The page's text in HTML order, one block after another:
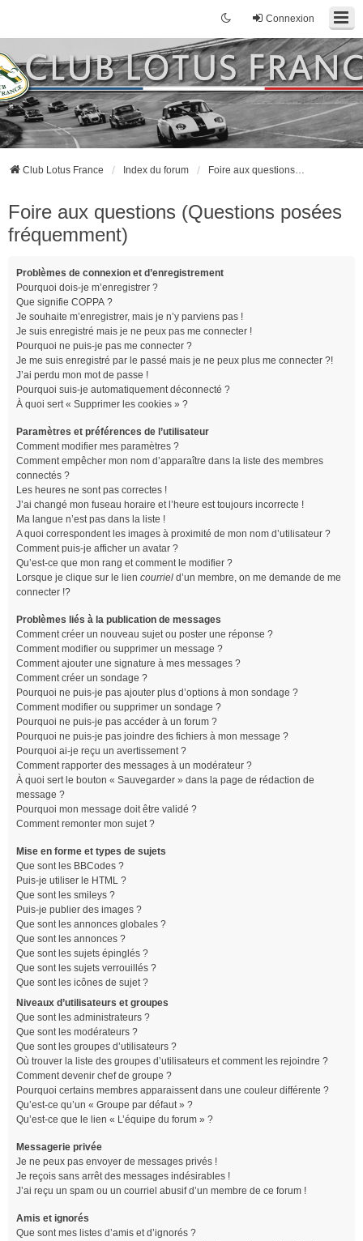
Connexion
Club Lotus France Index du forum Foire aux questions (Questions posées fréquemment)
Foire aux questions (Questions posées
fréquemment)
Problèmes de connexion et d’enregistrement
Pourquoi dois-je m’enregistrer ?
Que signifie COPPA ?
Je souhaite m’enregistrer, mais je n’y parviens pas !
Je suis enregistré mais je ne peux pas me connecter !
Pourquoi ne puis-je pas me connecter ?
Je me suis enregistré par le passé mais je ne peux plus me connecter ?!
J’ai perdu mon mot de passe !
Pourquoi suis-je automatiquement déconnecté ?
À quoi sert « Supprimer les cookies » ?
Paramètres et préférences de l’utilisateur
Comment modifier mes paramètres ?
Comment empêcher mon nom d’apparaître dans la liste des membres
connectés ?
Les heures ne sont pas correctes !
J’ai changé mon fuseau horaire et l’heure est toujours incorrecte !
Ma langue n’est pas dans la liste !
A quoi correspondent les images à proximité de mon nom d’utilisateur ?
Comment puis-je afficher un avatar ?
Qu’est-ce que mon rang et comment le modifier ?
Lorsque je clique sur le lien courriel d’un membre, on me demande de me
connecter !?
Problèmes liés à la publication de messages
Comment créer un nouveau sujet ou poster une réponse ?
Comment modifier ou supprimer un message ?
Comment ajouter une signature à mes messages ?
Comment créer un sondage ?
Pourquoi ne puis-je pas ajouter plus d’options à mon sondage ?
Comment modifier ou supprimer un sondage ?
Pourquoi ne puis-je pas accéder à un forum ?
Pourquoi ne puis-je pas joindre des fichiers à mon message ?
Pourquoi ai-je reçu un avertissement ?
Comment rapporter des messages à un modérateur ?
À quoi sert le bouton « Sauvegarder » dans la page de rédaction de
message ?
Pourquoi mon message doit être validé ?
Comment remonter mon sujet ?
Mise en forme et types de sujets
Que sont les BBCodes ?
Puis-je utiliser le HTML ?
Que sont les smileys ?
Puis-je publier des images ?
Que sont les annonces globales ?
Que sont les annonces ?
Que sont les sujets épinglés ?
Que sont les sujets verrouillés ?
Que sont les icônes de sujet ?
Niveaux d’utilisateurs et groupes
Que sont les administrateurs ?
Que sont les modérateurs ?
Que sont les groupes d’utilisateurs ?
Où trouver la liste des groupes d’utilisateurs et comment les rejoindre ?
Comment devenir chef de groupe ?
Pourquoi certains membres apparaissent dans une couleur différente ?
Qu’est-ce qu’un « Groupe par défaut » ?
Qu’est-ce que le lien « L’équipe du forum » ?
Messagerie privée
Je ne peux pas envoyer de messages privés !
Je reçois sans arrêt des messages indésirables !
J’ai reçu un spam ou un courriel abusif d’un membre de ce forum !
Amis et ignorés
Que sont mes listes d’amis et d’ignorés ?